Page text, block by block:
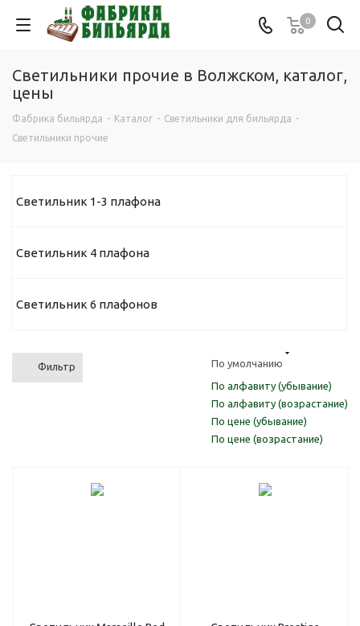
0
Светильники прочие в Волжском, каталог,
цены
Фабрика бильярда - Каталог - Светильники для бильярда -
Светильники прочие
Светильник 1-3 плафона
Светильник 4 плафона
Светильник 6 плафонов
Фильтр
По умолчанию
По алфавиту (убывание)
По алфавиту (возрастание)
По цене (убывание)
По цене (возрастание)